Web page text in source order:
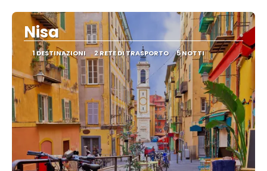
Nisa
1 DESTINAZIONI 2 RETE DI TRASPORTO 5 NOTTI